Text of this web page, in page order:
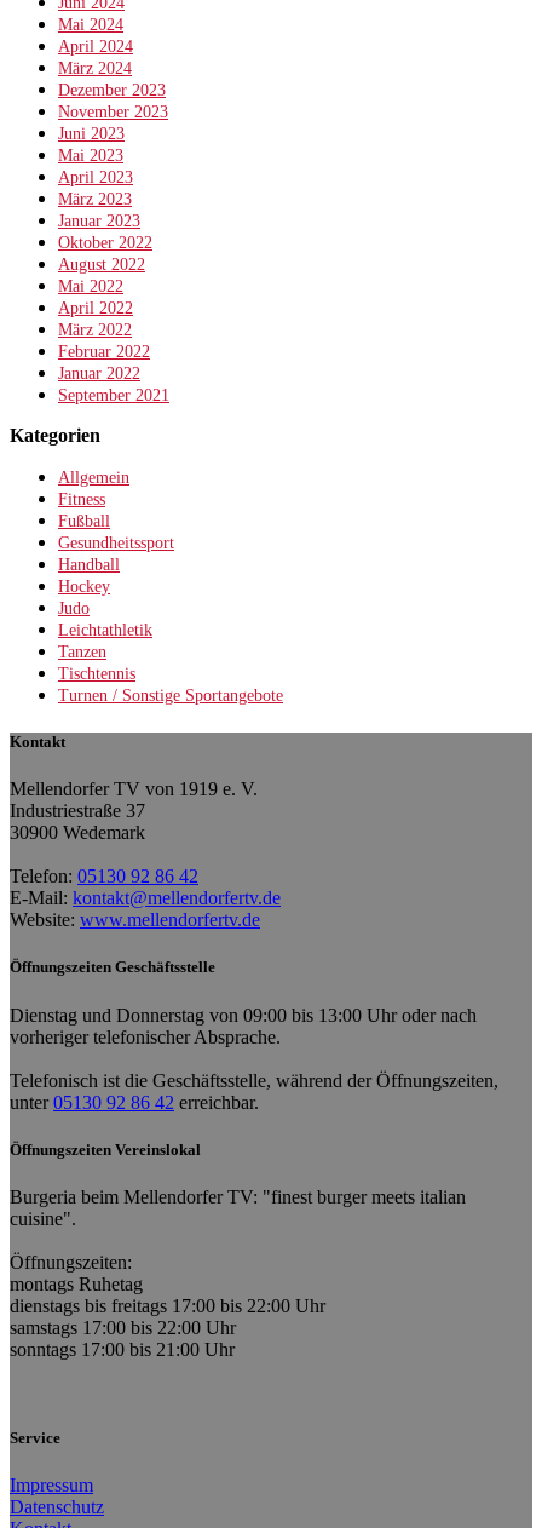
Mai 2024
April 2024
März 2024
Dezember 2023
November 2023
Juni 2023
Mai 2023
April 2023
März 2023
Januar 2023
Oktober 2022
August 2022
Mai 2022
April 2022
März 2022
Februar 2022
Januar 2022
September 2021
Kategorien
Allgemein
Fitness
Fußball
Gesundheitssport
Handball
Hockey
Judo
Leichtathletik
Tanzen
Tischtennis
Turnen / Sonstige Sportangebote
Kontakt
Mellendorfer TV von 1919 e. V.
Industriestraße 37
30900 Wedemark
Telefon: 05130 92 86 42
E-Mail: kontakt@mellendorfertv.de
Website: www.mellendorfertv.de
Öffnungszeiten Geschäftsstelle
Dienstag und Donnerstag von 09:00 bis 13:00 Uhr oder nach
vorheriger telefonischer Absprache.
Telefonisch ist die Geschäftsstelle, während der Öffnungszeiten,
unter05130 92 86 42 erreichbar.
Öffnungszeiten Vereinslokal
Burgeria beim Mellendorfer TV: "finest burger meets italian
cuisine".
Öffnungszeiten:
montags Ruhetag
dienstags bis freitags 17:00 bis 22:00 Uhr
samstags 17:00 bis 22:00 Uhr
sonntags 17:00 bis 21:00 Uhr
Service
Impressum
Datenschutz